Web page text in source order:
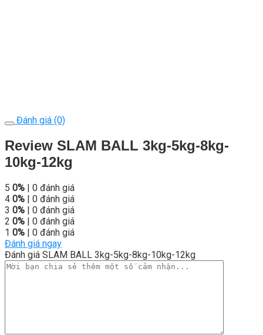
Đánh giá (0)
Review SLAM BALL 3kg-5kg-8kg-
10kg-12kg
5 0% | 0 đánh giá
4 0% | 0 đánh giá
3 0% | 0 đánh giá
2 0% | 0 đánh giá
1 0% | 0 đánh giá
Đánh giá ngay
Đánh giá SLAM BALL 3kg-5kg-8kg-10kg-12kg